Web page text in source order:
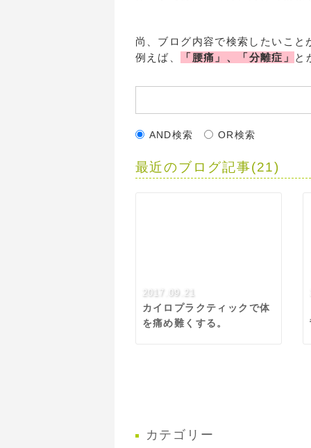
尚、ブログ内容で検索したいこ
例えば、
「腰痛」、「分離症」 と
AND検索 OR検索
最近のブログ記事(21)
2017.09.21
カイロプラクティックで体
を痛め難くする。
カテゴリー